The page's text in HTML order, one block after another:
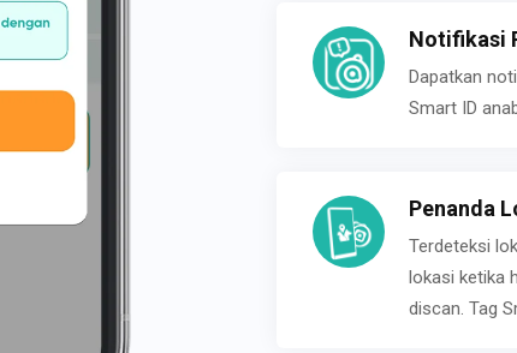
Notifikasi
Dapatkan
Smart ID
Penanda
Terdeteksi
lokasi ketika
discan. Tag